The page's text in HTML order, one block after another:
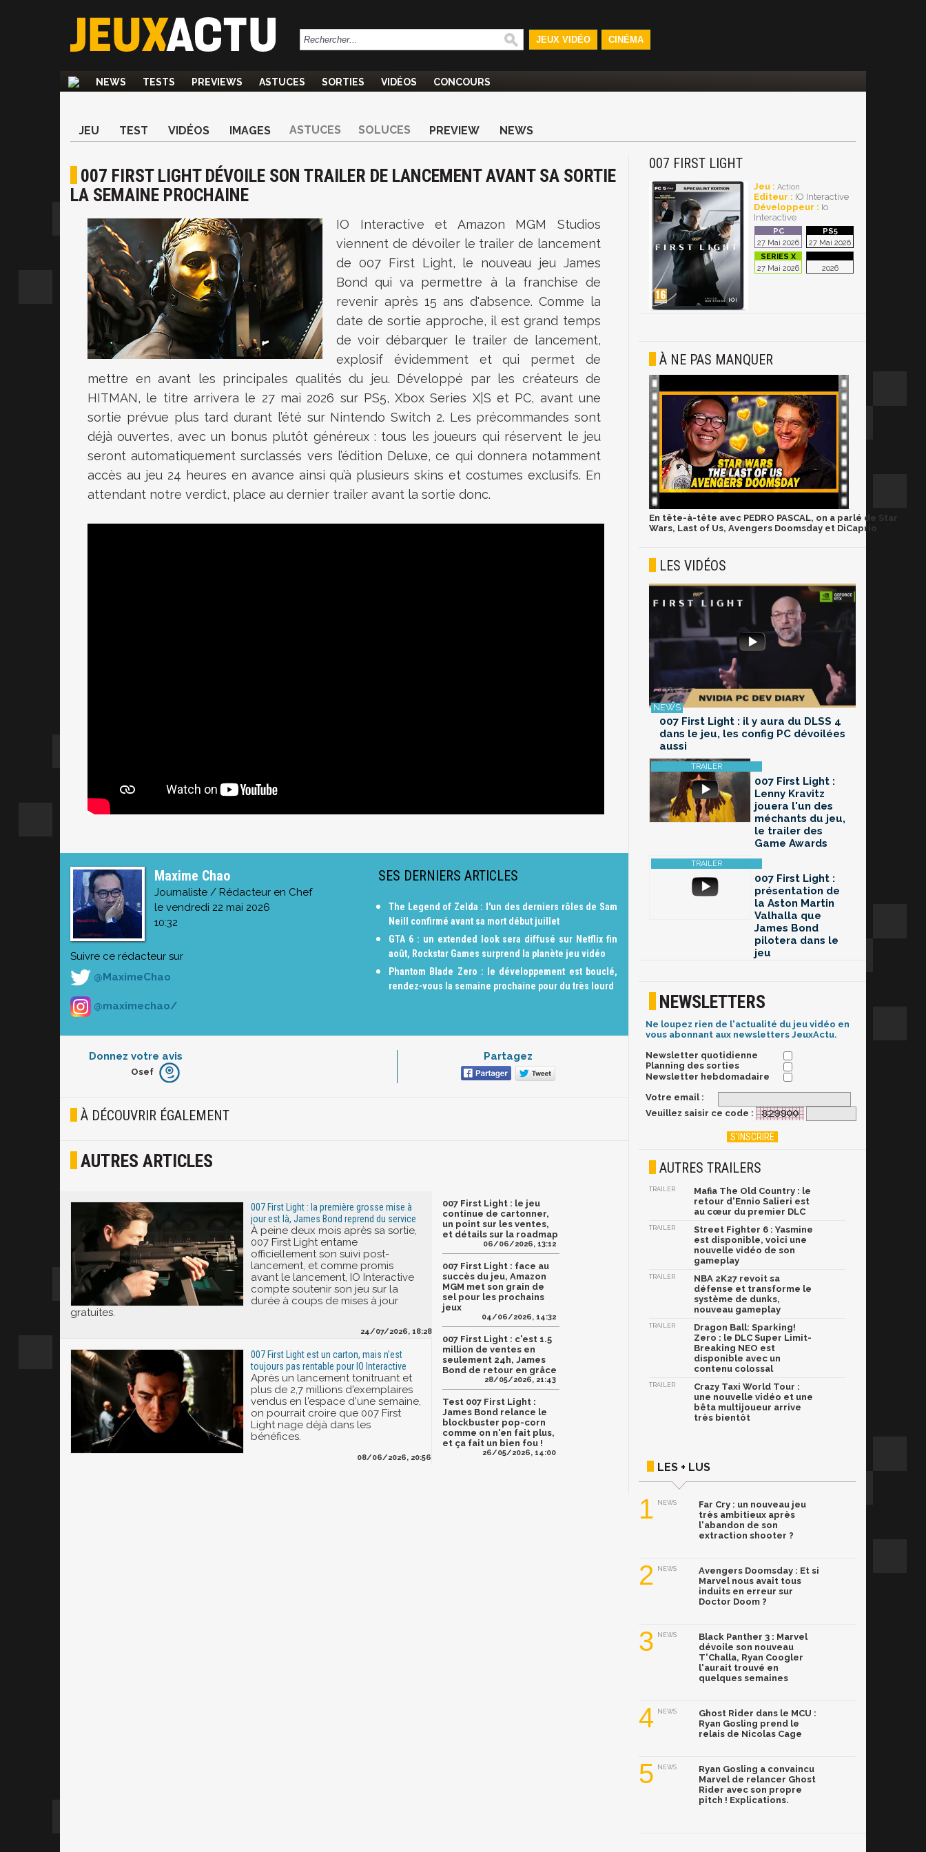
JEUX VIDÉO CINÉMA
NEWS TESTS PREVIEWS ASTUCES SORTIES VIDÉOS CONCOURS
JEU TEST VIDÉOS IMAGES ASTUCES SOLUCES PREVIEW NEWS
007 FIRST LIGHT DÉVOILE SON TRAILER DE LANCEMENT AVANT SA SORTIE
LA SEMAINE PROCHAINE
IO Interactive et Amazon MGM Studios
viennent de dévoiler le trailer de lancement
de 007 First Light, le nouveau jeu James
Bond qui va permettre à la franchise de
revenir après 15 ans d'absence. Comme la
date de sortie approche, il est grand temps
de voir débarquer le trailer de lancement,
explosif évidemment et qui permet de
mettre en avant les principales qualités du jeu. Développé par les créateurs de
HITMAN, le titre arrivera le 27 mai 2026 sur PS5, Xbox Series X|S et PC, avant une
sortie prévue plus tard durant l’été sur Nintendo Switch 2. Les précommandes sont
déjà ouvertes, avec un bonus plutôt généreux : tous les joueurs qui réservent le jeu
seront automatiquement surclassés vers l’édition Deluxe, ce qui donnera notamment
accès au jeu 24 heures en avance ainsi qu’à plusieurs skins et costumes exclusifs. En
attendant notre verdict, place au dernier trailer avant la sortie donc.
Maxime Chao
Journaliste / Rédacteur en Chef
le vendredi 22 mai 2026
10:32
Suivre ce rédacteur sur
@MaximeChao
@maximechao/
SES DERNIERS ARTICLES
The Legend of Zelda : l'un des derniers rôles de Sam
Neill confirmé avant sa mort début juillet
GTA 6 : un extended look sera diffusé sur Netflix fin
août, Rockstar Games surprend la planète jeu vidéo
Phantom Blade Zero : le développement est bouclé,
rendez-vous la semaine prochaine pour du très lourd
Donnez votre avis
Furieux
Joyeux
Osef
Partagez
À DÉCOUVRIR ÉGALEMENT
AUTRES ARTICLES
007 First Light : la première grosse mise à
jour est là, James Bond reprend du service
À peine deux mois après sa sortie,
007 First Light entame
officiellement son suivi post-
lancement, et comme promis
avant le lancement, IO Interactive
compte soutenir son jeu sur la
durée à coups de mises à jour
gratuites.
24/07/2026, 18:28
007 First Light est un carton, mais n'est
toujours pas rentable pour IO Interactive
Après un lancement tonitruant et
plus de 2,7 millions d'exemplaires
vendus en l'espace d'une semaine,
on pourrait croire que 007 First
Light nage déjà dans les
bénéfices.
08/06/2026, 20:56
007 First Light : le jeu
continue de cartonner,
un point sur les ventes,
et détails sur la roadmap
06/06/2026, 13:12
007 First Light : face au
succès du jeu, Amazon
MGM met son grain de
sel pour les prochains
jeux
04/06/2026, 14:32
007 First Light : c'est 1.5
million de ventes en
seulement 24h, James
Bond de retour en grâce
28/05/2026, 21:43
Test 007 First Light :
James Bond relance le
blockbuster pop-corn
comme on n'en fait plus,
et ça fait un bien fou !
26/05/2026, 14:00
007 FIRST LIGHT
Jeu : Action
Editeur : IO Interactive
Développeur : Io
Interactive
27 Mai 2026 27 Mai 2026
27 Mai 2026 2026
À NE PAS MANQUER
En tête-à-tête avec PEDRO PASCAL, on a parlé de Star
Wars, Last of Us, Avengers Doomsday et DiCaprio
LES VIDÉOS
007 First Light : il y aura du DLSS 4
dans le jeu, les config PC dévoilées
aussi
007 First Light :
Lenny Kravitz
jouera l'un des
méchants du jeu,
le trailer des
Game Awards
007 First Light :
présentation de
la Aston Martin
Valhalla que
James Bond
pilotera dans le
jeu
NEWSLETTERS
Ne loupez rien de l'actualité du jeu vidéo en
vous abonnant aux newsletters JeuxActu.
Newsletter quotidienne
Planning des sorties
Newsletter hebdomadaire
Votre email :
Veuillez saisir ce code :
AUTRES TRAILERS
TRAILER
Mafia The Old Country : le
retour d'Ennio Salieri est
au cœur du premier DLC
TRAILER
Street Fighter 6 : Yasmine
est disponible, voici une
nouvelle vidéo de son
gameplay
TRAILER
NBA 2K27 revoit sa
défense et transforme le
système de dunks,
nouveau gameplay
TRAILER
Dragon Ball: Sparking!
Zero : le DLC Super Limit-
Breaking NEO est
disponible avec un
contenu colossal
TRAILER
Crazy Taxi World Tour :
une nouvelle vidéo et une
bêta multijoueur arrive
très bientôt
LES + LUS
1 NEWS
Far Cry : un nouveau jeu
très ambitieux après
l'abandon de son
extraction shooter ?
2 NEWS
Avengers Doomsday : Et si
Marvel nous avait tous
induits en erreur sur
Doctor Doom ?
3 NEWS
Black Panther 3 : Marvel
dévoile son nouveau
T'Challa, Ryan Coogler
l'aurait trouvé en
quelques semaines
4 NEWS
Ghost Rider dans le MCU :
Ryan Gosling prend le
relais de Nicolas Cage
5 NEWS
Ryan Gosling a convaincu
Marvel de relancer Ghost
Rider avec son propre
pitch ! Explications.